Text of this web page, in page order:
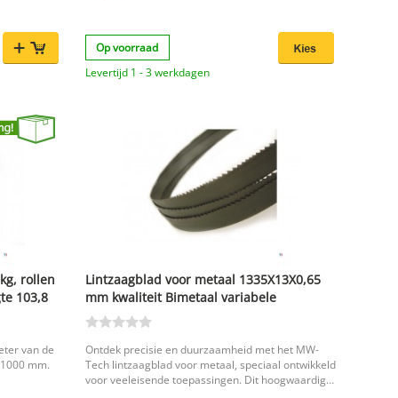
met
en
werkplaats
voor
Op voorraad
Levertijd 1 - 3 werkdagen
rollen
103,8
van de
mm.
Lintzaagblad voor metaal 1335X13X0,65
mm kwaliteit Bimetaal variabele
vertanding 10/14 tanden MW-Tech
Ontdek precisie en duurzaamheid met het MW-
Tech lintzaagblad voor metaal, speciaal ontwikkeld
voor veeleisende toepassingen. Dit hoogwaardig